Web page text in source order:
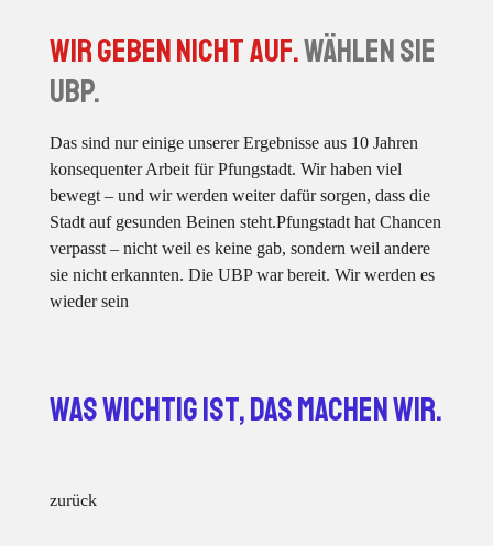
Wir geben nicht auf.Wählen Sie
UBP.
Das sind nur einige unserer Ergebnisse aus 10 Jahren
konsequenter Arbeit für Pfungstadt. Wir haben viel
bewegt – und wir werden weiter dafür sorgen, dass die
Stadt auf gesunden Beinen steht.Pfungstadt hat Chancen
verpasst – nicht weil es keine gab, sondern weil andere
sie nicht erkannten. Die UBP war bereit. Wir werden es
wieder sein
Was wichtig ist, das machen wir.
zurück